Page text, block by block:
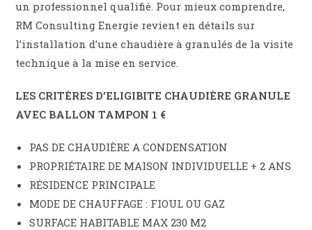
un professionnel qualifié. Pour mieux comprendre,
RM Consulting Energie revient en détails sur
l’installation d’une chaudière à granulés de la visite
technique à la mise en service.
LES CRITÈRES D’ELIGIBITE CHAUDIÈRE GRANULE
AVEC BALLON TAMPON 1 €
PAS DE CHAUDIÈRE A CONDENSATION
PROPRIÉTAIRE DE MAISON INDIVIDUELLE + 2 ANS
RÉSIDENCE PRINCIPALE
MODE DE CHAUFFAGE : FIOUL OU GAZ
SURFACE HABITABLE MAX 230 M2